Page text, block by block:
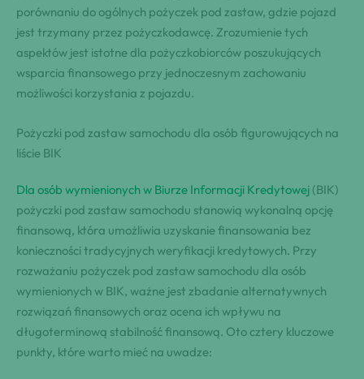
porównaniu do ogólnych pożyczek pod zastaw, gdzie pojazd
jest trzymany przez pożyczkodawcę. Zrozumienie tych
aspektów jest istotne dla pożyczkobiorców poszukujących
wsparcia finansowego przy jednoczesnym zachowaniu
możliwości korzystania z pojazdu.
Pożyczki pod zastaw samochodu dla osób figurowujących na
liście BIK
Dla osób wymienionych w Biurze Informacji Kredytowej (BIK)
pożyczki pod zastaw samochodu stanowią wykonalną opcję
finansową, która umożliwia uzyskanie finansowania bez
konieczności tradycyjnych weryfikacji kredytowych. Przy
rozważaniu pożyczek pod zastaw samochodu dla osób
wymienionych w BIK, ważne jest zbadanie alternatywnych
rozwiązań finansowych oraz ocena ich wpływu na
długoterminową stabilność finansową. Oto cztery kluczowe
punkty, które warto mieć na uwadze: